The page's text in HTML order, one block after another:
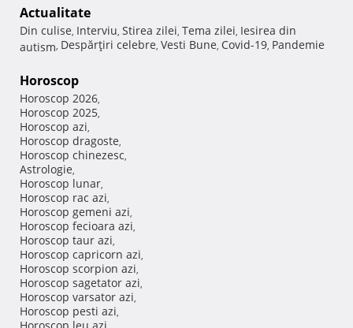
Actualitate
Din culise, Interviu, Stirea zilei, Tema zilei, Iesirea din
autism, Despărţiri celebre, Vesti Bune, Covid-19, Pandemie
Horoscop
Horoscop 2026,
Horoscop 2025,
Horoscop azi,
Horoscop dragoste,
Horoscop chinezesc,
Astrologie,
Horoscop lunar,
Horoscop rac azi,
Horoscop gemeni azi,
Horoscop fecioara azi,
Horoscop taur azi,
Horoscop capricorn azi,
Horoscop scorpion azi,
Horoscop sagetator azi,
Horoscop varsator azi,
Horoscop pesti azi,